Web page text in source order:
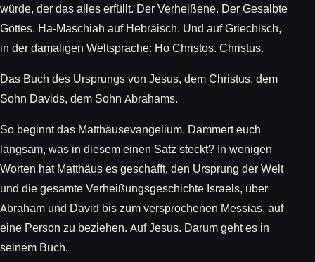
würde, der das alles erfüllt. Der Verheißene. Der Gesalbte
Gottes. Ha-Maschiah auf Hebräisch. Und auf Griechisch,
in der damaligen Weltsprache: Ho Christos. Christus.
Das Buch des Ursprungs von Jesus, dem Christus, dem
Sohn Davids, dem Sohn Abrahams.
So beginnt das Matthäusevangelium. Dämmert euch
langsam, was in diesem einen Satz steckt? In wenigen
Worten hat Matthäus es geschafft, den Ursprung der Welt
und die gesamte Verheißungsgeschichte Israels, über
Abraham und David bis zum versprochenen Messias, auf
eine Person zu beziehen. Auf Jesus. Darum geht es in
seinem Buch.